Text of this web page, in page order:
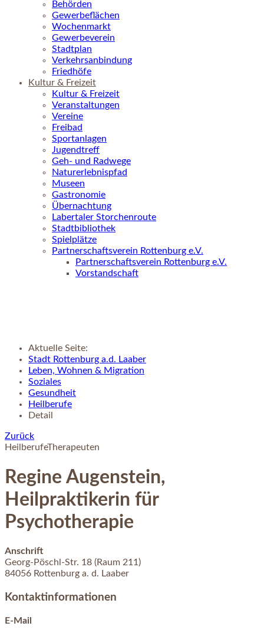
Behörden
Gewerbeflächen
Wochenmarkt
Gewerbeverein
Stadtplan
Verkehrsanbindung
Friedhöfe
Kultur & Freizeit
Kultur & Freizeit
Veranstaltungen
Vereine
Freibad
Sportanlagen
Jugendtreff
Geh- und Radwege
Naturerlebnispfad
Museen
Gastronomie
Übernachtung
Labertaler Storchenroute
Stadtbibliothek
Spielplätze
Partnerschaftsverein Rottenburg e.V.
Partnerschaftsverein Rottenburg e.V.
Vorstandschaft
Aktuelle Seite:
Stadt Rottenburg a.d. Laaber
Leben, Wohnen & Migration
Soziales
Gesundheit
Heilberufe
Detail
Zurück
HeilberufeTherapeuten
Regine Augenstein,
Heilpraktikerin für
Psychotherapie
Anschrift
Georg-Pöschl-Str. 18 (Raum 211)
84056 Rottenburg a. d. Laaber
Kontaktinformationen
E-Mail